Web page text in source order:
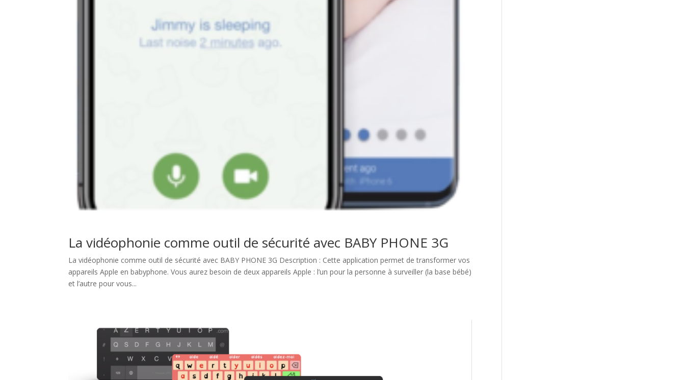
La vidéophonie comme outil de sécurité avec BABY PHONE 3G
La vidéophonie comme outil de sécurité avec BABY PHONE 3G Description : Cette application permet de transformer vos
appareils Apple en babyphone. Vous aurez besoin de deux appareils Apple : l’un pour la personne à surveiller (la base bébé)
et l’autre pour vous...